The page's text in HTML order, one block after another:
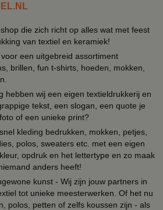
die zich richt op alles wat met feest
van textiel en keramiek!
een uitgebreid assortiment
brillen, fun t-shirts, hoeden, mokken,
hebben wij een eigen textieldrukkerij en
tekst, een slogan, een quote je
of een unieke print?
kleding bedrukken, mokken, petjes,
polos, sweaters etc. met een eigen
opdruk en het lettertype en zo maak
anders heeft!
kunst - Wij zijn jouw partners in
tot unieke meesterwerken. Of het nu
polos, petten of zelfs koussen zijn - als